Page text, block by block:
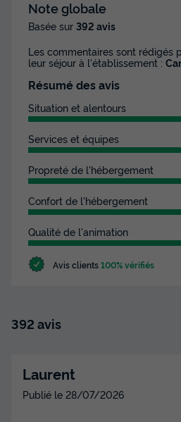
MOBILHOME 6 personnes -
Terrasse surélevée
Meilleur prix pour 7 nuits
Modifier les dates
Voir les
| 6 Pers. | Terrasse simple
27m² 6
Note globale
Basée sur 392 avis
Les commentaires sont rédigés
leur séjour à l'établissement :
Résumé des avis
Situation et alentours
Services et équipes
Propreté de l'hébergement
Confort de l'hébergement
Qualité de l'animation
Avis clients100% vérifiés
392 avis
Laurent
Publié le 28/07/2026